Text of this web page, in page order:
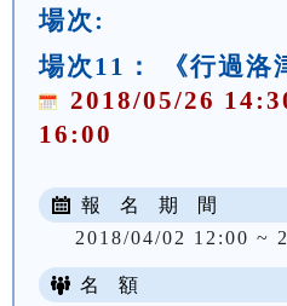
場次:
場次11： 《行過洛
2018/05/26
16:00
報 名 期 間
2018/04/02 12:00 ~
名 額